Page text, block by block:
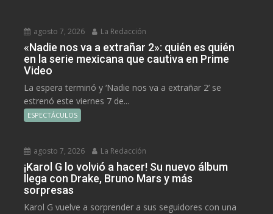
agosto 7, 2026 La Redacción
«Nadie nos va a extrañar 2»: quién es quién
en la serie mexicana que cautiva en Prime
Video
La espera terminó y ‘Nadie nos va a extrañar 2’ se
estrenó este viernes 7 de...
ESPECTÁCULOS
agosto 7, 2026 La Redacción
¡Karol G lo volvió a hacer! Su nuevo álbum
llega con Drake, Bruno Mars y más
sorpresas
Karol G vuelve a sorprender a sus seguidores con una